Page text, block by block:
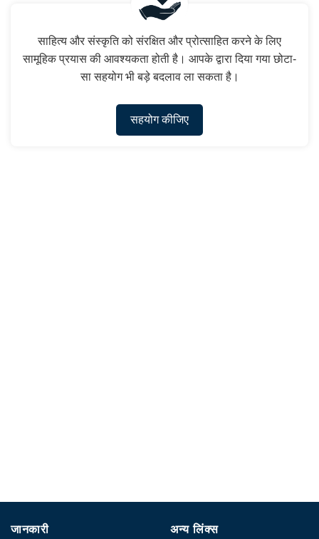
साहित्य और संस्कृति को संरक्षित और प्रोत्साहित करने के लिए
सामूहिक प्रयास की आवश्यकता होती है। आपके द्वारा दिया गया छोटा-
सा सहयोग भी बड़े बदलाव ला सकता है।
सहयोग कीजिए
जानकारी अन्य लिंक्स